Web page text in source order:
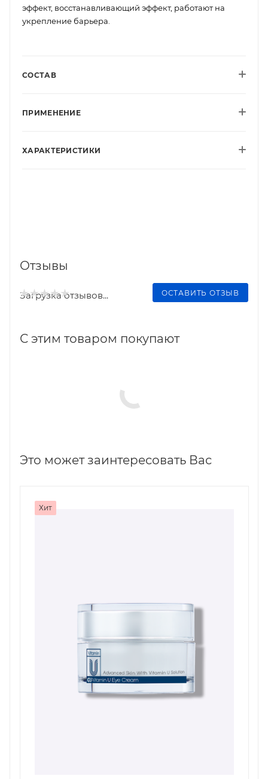
эффект, восстанавливающий эффект, работают на
укрепление барьера.
СОСТАВ
ПРИМЕНЕНИЕ
ХАРАКТЕРИСТИКИ
Отзывы
ОСТАВИТЬ ОТЗЫВ
Загрузка отзывов...
С этим товаром покупают
Это может заинтересовать Вас
Хит